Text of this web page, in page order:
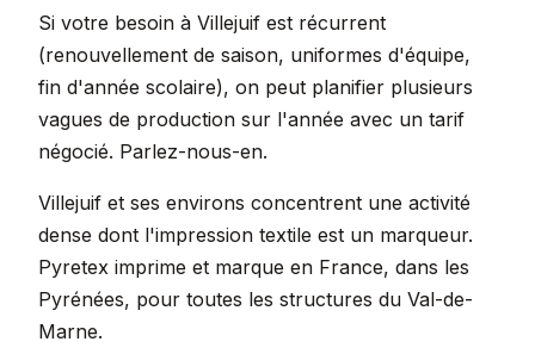
Si votre besoin à Villejuif est récurrent
(renouvellement de saison, uniformes d'équipe,
fin d'année scolaire), on peut planifier plusieurs
vagues de production sur l'année avec un tarif
négocié. Parlez-nous-en.
Villejuif et ses environs concentrent une activité
dense dont l'impression textile est un marqueur.
Pyretex imprime et marque en France, dans les
Pyrénées, pour toutes les structures du Val-de-
Marne.